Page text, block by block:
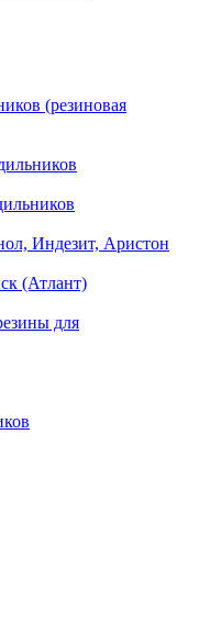
(резиновая
Индезит, Аристон
(Атлант)
для